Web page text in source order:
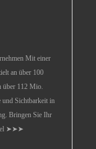
Mit einer
an über 100
über 112 Mio.
Sichtbarkeit in
Bringen Sie Ihr
➤➤➤